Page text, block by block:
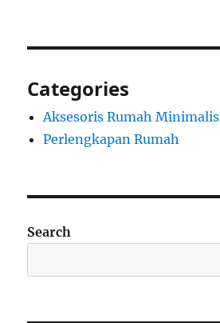
Categories
Aksesoris Rumah Minimalis
Perlengkapan Rumah
Search